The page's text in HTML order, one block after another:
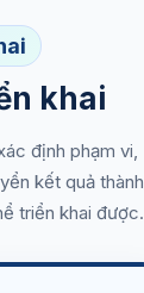
khai
định phạm vi,
kết quả thành
triển khai được.